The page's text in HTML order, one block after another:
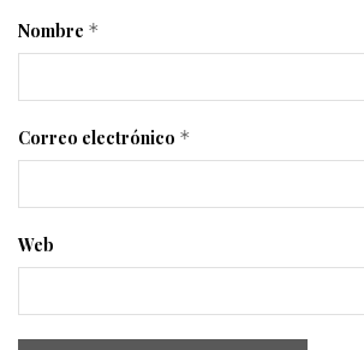
Nombre *
Correo electrónico *
Web